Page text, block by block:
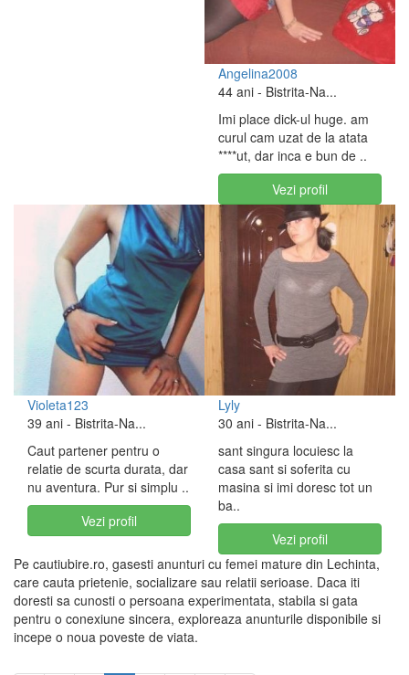
Angelina2008
44 ani - Bistrita-Na...
Imi place dick-ul huge. am
curul cam uzat de la atata
****ut, dar inca e bun de ..
Vezi profil
Violeta123
39 ani - Bistrita-Na...
Caut partener pentru o
relatie de scurta durata, dar
nu aventura. Pur si simplu ..
Vezi profil
Lyly
30 ani - Bistrita-Na...
sant singura locuiesc la
casa sant si soferita cu
masina si imi doresc tot un
ba..
Vezi profil
Pe cautiubire.ro, gasesti anunturi cu femei mature din Lechinta,
care cauta prietenie, socializare sau relatii serioase. Daca iti
doresti sa cunosti o persoana experimentata, stabila si gata
pentru o conexiune sincera, exploreaza anunturile disponibile si
incepe o noua poveste de viata.